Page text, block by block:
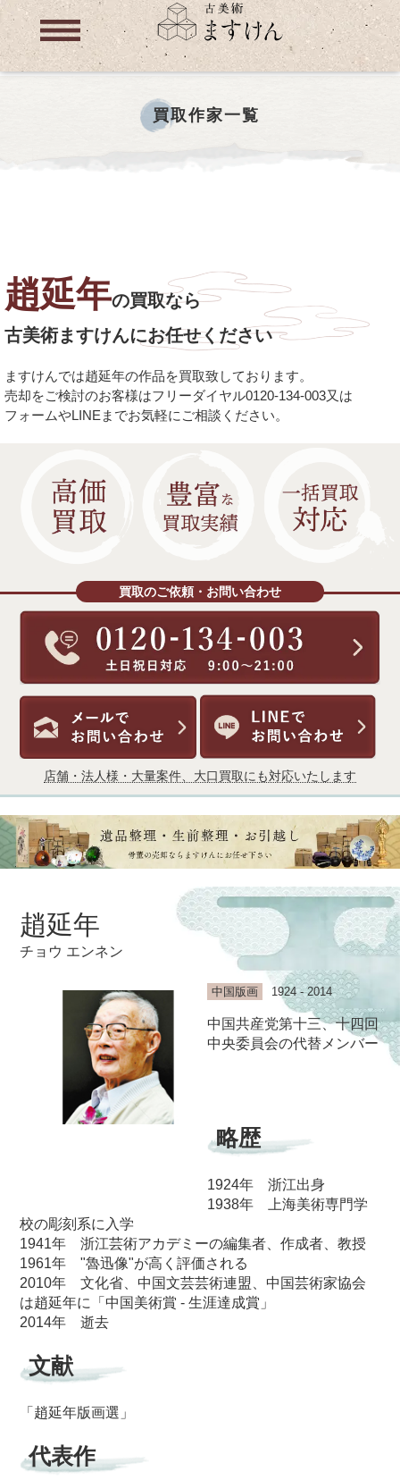
買取作家一覧
趙延年の買取なら
古美術ますけんにお任せください
ますけんでは趙延年の作品を買取致しております。
売却をご検討のお客様はフリーダイヤル0120-134-003又は
フォームやLINEまでお気軽にご相談ください。
買取のご依頼・お問い合わせ
店舗・法人様・大量案件、大口買取にも対応いたします
趙延年
チョウ エンネン
中国版画 1924 - 2014
中国共産党第十三、十四回
中央委員会の代替メンバー
略歴
1924年 浙江出身
1938年 上海美術専門学
校の彫刻系に入学
1941年 浙江芸術アカデミーの編集者、作成者、教授
1961年 "魯迅像"が高く評価される
2010年 文化省、中国文芸芸術連盟、中国芸術家協会
は趙延年に「中国美術賞 - 生涯達成賞」
2014年 逝去
文献
「趙延年版画選」
代表作